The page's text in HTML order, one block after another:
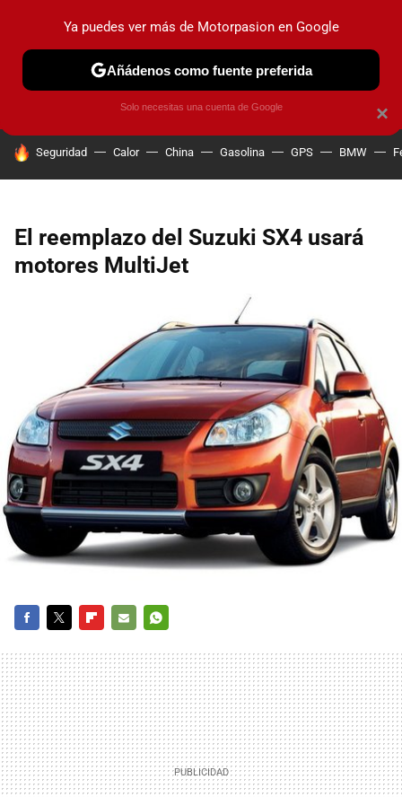
PRUEBAS COCHES ELÉCTRICOS OBSERVATORIO
HOY SE HABLA DE
Seguridad Calor China Gasolina GPS BMW
El reemplazo del Suzuki SX4 usará
motores MultiJet
MAIL
×
Ya puedes ver más de Motorpasion en Google
Añádenos como fuente preferida
Solo necesitas una cuenta de Google